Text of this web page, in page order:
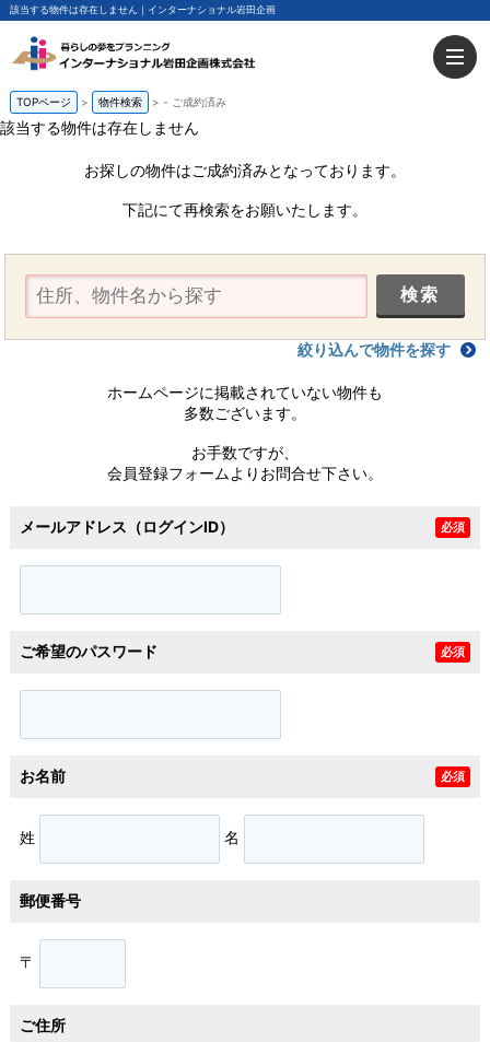
該当する物件は存在しません｜インターナショナル岩田企画
TOPページ 物件検索 - ご成約済み
該当する物件は存在しません
お探しの物件はご成約済みとなっております。
下記にて再検索をお願いたします。
絞り込んで物件を探す
ホームページに掲載されていない物件も
多数ございます。
お手数ですが、
会員登録フォームよりお問合せ下さい。
メールアドレス（ログインID） 必須
ご希望のパスワード 必須
お名前 必須
姓 名
郵便番号
〒
ご住所